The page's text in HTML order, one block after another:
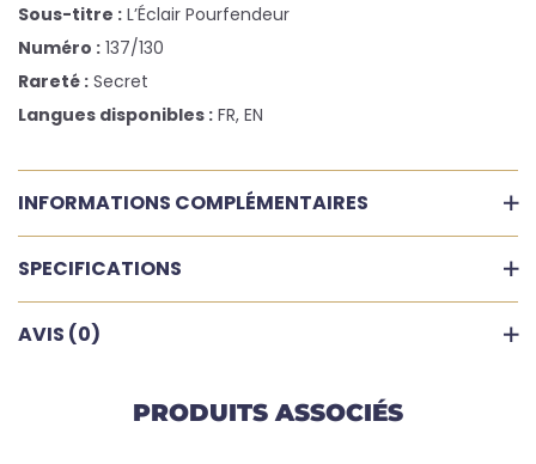
Sous-titre : L’Éclair Pourfendeur
Numéro : 137/130
Rareté : Secret
Langues disponibles : FR, EN
INFORMATIONS COMPLÉMENTAIRES
SPECIFICATIONS
AVIS (0)
PRODUITS ASSOCIÉS